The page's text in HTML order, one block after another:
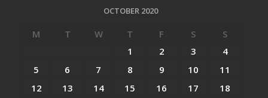
OCTOBER 2020
M T W T F S
S
1
2 3
4
5
6 7 8 9 10
11
12
13 14 15 16 17
18